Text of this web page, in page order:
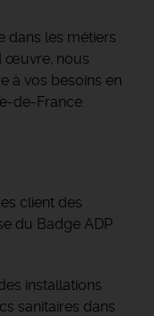
dans les métiers
œuvre, nous
à vos besoins en
de-France.
client des
du Badge ADP
installations
sanitaires dans